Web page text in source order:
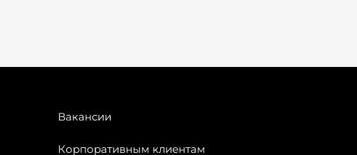
Вакансии
Корпоративным клиентам